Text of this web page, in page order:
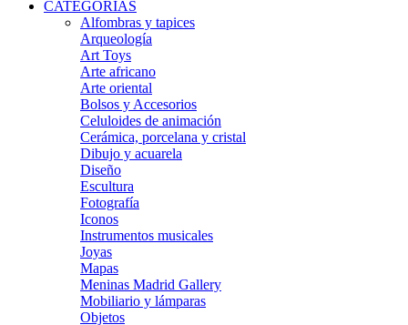
CATEGORÍAS
Alfombras y tapices
Arqueología
Art Toys
Arte africano
Arte oriental
Bolsos y Accesorios
Celuloides de animación
Cerámica, porcelana y cristal
Dibujo y acuarela
Diseño
Escultura
Fotografía
Iconos
Instrumentos musicales
Joyas
Mapas
Meninas Madrid Gallery
Mobiliario y lámparas
Objetos